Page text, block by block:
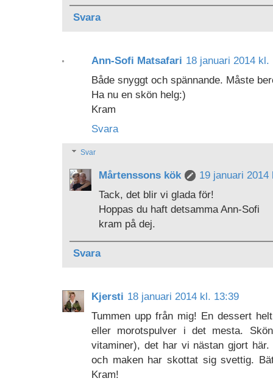
Svara
Ann-Sofi Matsafari 18 januari 2014 kl.
Både snyggt och spännande. Måste
Ha nu en skön helg:)
Kram
Svara
Svar
Mårtenssons kök
19 januari 2014
Tack, det blir vi glada för!
Hoppas du haft detsamma Ann-Sofi
kram på dej.
Svara
Kjersti 18 januari 2014 kl. 13:39
Tummen upp från mig! En dessert
eller morotspulver i det mesta.
vitaminer), det har vi nästan gjort
och maken har skottat sig svettig.
Kram!